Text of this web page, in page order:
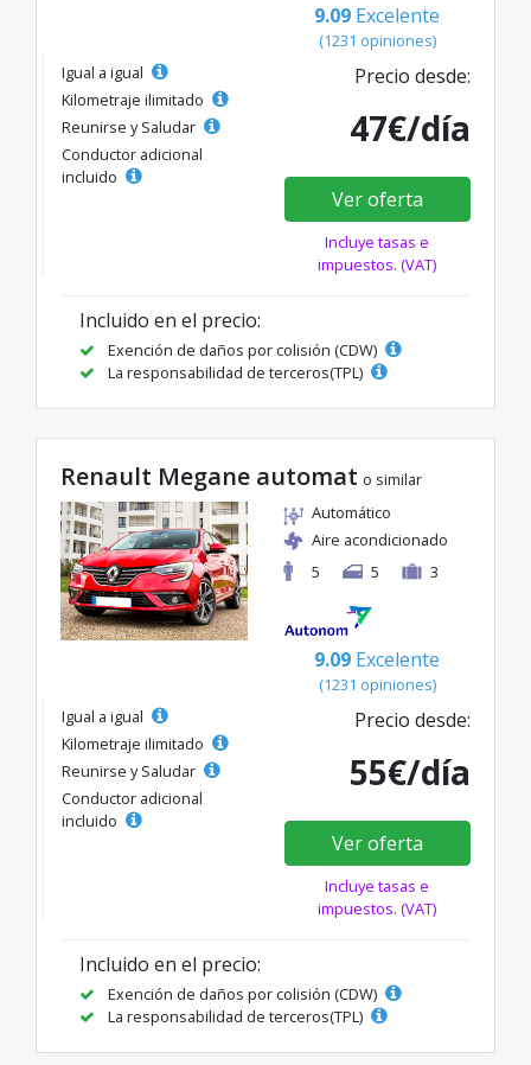
9.09 Excelente
(1231 opiniones)
Igual a igual
Kilometraje ilimitado
Reunirse y Saludar
Conductor adicional
incluido
Precio desde:
47€/día
Ver oferta
Incluye tasas e
impuestos. (VAT)
Incluido en el precio:
Exención de daños por colisión (CDW)
La responsabilidad de terceros(TPL)
Renault Megane automat o similar
Automático
Aire acondicionado
5
5 3
9.09 Excelente
(1231 opiniones)
Igual a igual
Kilometraje ilimitado
Reunirse y Saludar
Conductor adicional
incluido
Precio desde:
55€/día
Ver oferta
Incluye tasas e
impuestos. (VAT)
Incluido en el precio:
Exención de daños por colisión (CDW)
La responsabilidad de terceros(TPL)